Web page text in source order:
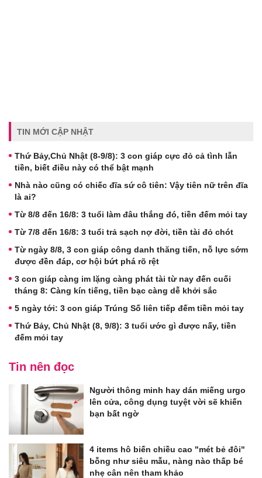
TIN MỚI CẬP NHẬT
Thứ Bảy,Chủ Nhật (8-9/8): 3 con giáp cực đỏ cả tình lẫn
tiền, biết điều này có thể bật mạnh
Nhà nào cũng có chiếc đĩa sứ cô tiên: Vậy tiên nữ trên đĩa
là ai?
Từ 8/8 đến 16/8: 3 tuổi làm đâu thắng đó, tiền đếm mỏi tay
Từ 7/8 đến 16/8: 3 tuổi trả sạch nợ đời, tiền tài đỏ chót
Từ ngày 8/8, 3 con giáp công danh thăng tiến, nỗ lực sớm
được đền đáp, cơ hội bứt phá rõ rệt
3 con giáp càng im lặng càng phát tài từ nay đến cuối
tháng 8: Càng kín tiếng, tiền bạc càng dễ khởi sắc
5 ngày tới: 3 con giáp Trúng Số liên tiếp đếm tiền mỏi tay
Thứ Bảy, Chủ Nhật (8, 9/8): 3 tuổi ước gì được nấy, tiền
đếm mỏi tay
Tin nên đọc
Người thông minh hay dán miếng urgo
lên cửa, công dụng tuyệt vời sẽ khiến
bạn bất ngờ
4 items hô biến chiều cao "mét bẻ đôi"
bỗng như siêu mẫu, nàng nào thấp bé
nhẹ cân nên tham khảo